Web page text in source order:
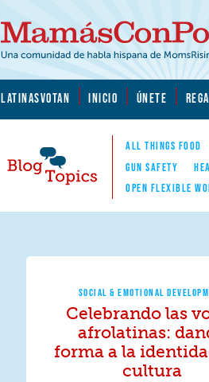
MamásConPoder.org
LATINASVOTAN INICIO ÚNETE
Blog Topics
ALL THINGS FOOD
GUN SAFETY
OPEN FLEXIBLE
SOCIAL & EMOTIONAL
Celebrando las
afrolatinas:
forma a la
cultura